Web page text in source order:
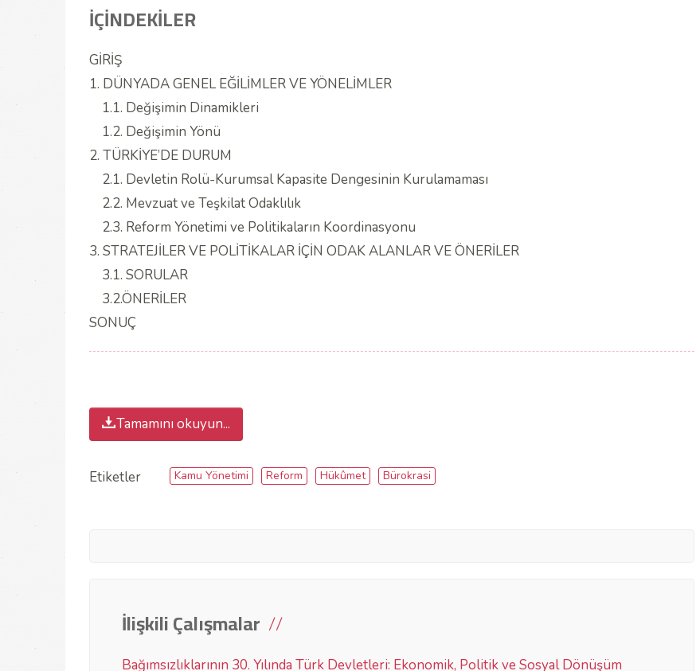
İÇİNDEKİLER
GİRİŞ
1. DÜNYADA GENEL EĞİLİMLER VE YÖNELİMLER
1.1. Değişimin Dinamikleri
1.2. Değişimin Yönü
2. TÜRKİYE’DE DURUM
2.1. Devletin Rolü-Kurumsal Kapasite Dengesinin Kurulamaması
2.2. Mevzuat ve Teşkilat Odaklılık
2.3. Reform Yönetimi ve Politikaların Koordinasyonu
3. STRATEJİLER VE POLİTİKALAR İÇİN ODAK ALANLAR VE ÖNERİLER
3.1. SORULAR
3.2.ÖNERİLER
SONUÇ
Tamamını okuyun...
Etiketler Kamu Yönetimi Reform Hükûmet Bürokrasi
İlişkili Çalışmalar
Bağımsızlıklarının 30. Yılında Türk Devletleri: Ekonomik, Politik ve Sosyal Dönüşüm